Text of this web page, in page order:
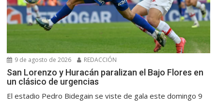
9 de agosto de 2026 REDACCIÓN
San Lorenzo y Huracán paralizan el Bajo Flores en
un clásico de urgencias
El estadio Pedro Bidegain se viste de gala este domingo 9